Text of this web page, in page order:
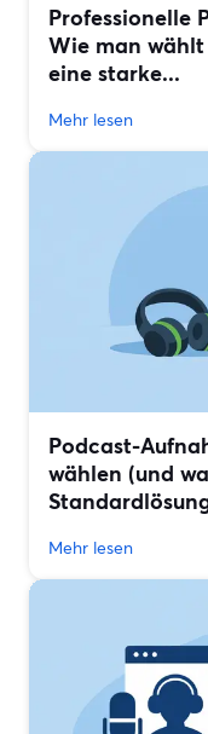
Professionelle
Wie man wählt
eine starke...
Mehr lesen
Podcast-
wählen (und
Mehr lesen